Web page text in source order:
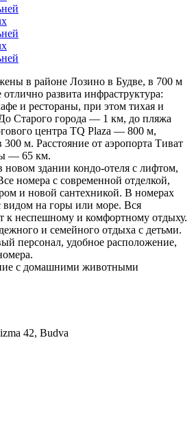
в районе Лозино в Будве, в 700 м
развита инфраструктура:
и рестораны, при этом тихая и
Старого города — 1 км, до пляжа
центра TQ Plaza — 800 м,
300 м. Расстояние от аэропорта Тиват
— 65 км.
здании кондо-отеля с лифтом,
номера с современной отделкой,
и новой сантехникой. В номерах
видом на горы или море. Вся
к неспешному и комфортному отдыху.
и семейного отдыха с детьми.
персонал, удобное расположение,
с домашними животными
42, Budva